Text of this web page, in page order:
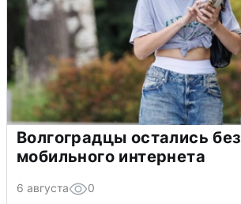
Волгоградцы остались без
мобильного интернета
6 августа 0